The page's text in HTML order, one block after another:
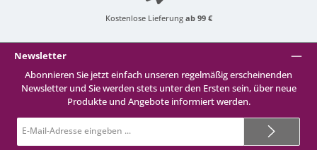
Kostenlose Lieferung ab 99 €
Newsletter
Abonnieren Sie jetzt einfach unseren regelmäßig erscheinenden
Newsletter und Sie werden stets unter den Ersten sein, über neue
Produkte und Angebote informiert werden.
Mail-